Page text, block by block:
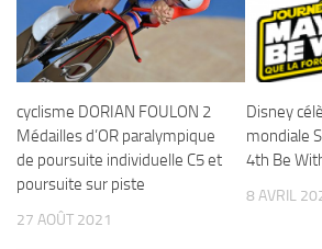
cyclisme DORIAN FOULON 2
Médailles d’OR paralympique
de poursuite individuelle C5 et
poursuite sur piste
27 AOÛT 2021
Disney
mondiale
4th Be
8 AVRIL